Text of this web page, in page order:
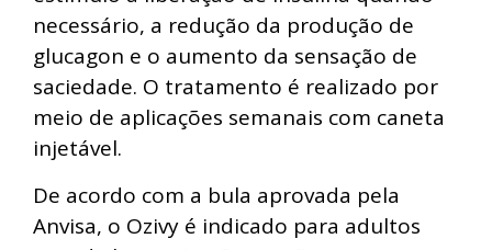
necessário, a redução da produção de
glucagon e o aumento da sensação de
saciedade. O tratamento é realizado por
meio de aplicações semanais com caneta
injetável.
De acordo com a bula aprovada pela
Anvisa, o Ozivy é indicado para adultos